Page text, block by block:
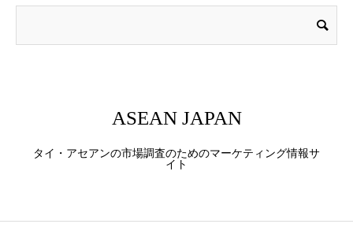
ASEAN JAPAN
タイ・アセアンの市場調査のためのマーケティング情報サ
イト